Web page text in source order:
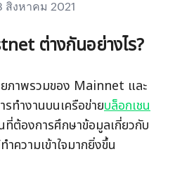
สิงหาคม 2021
ต่างกันอย่างไร?
ยภาพรวมของ Mainnet และ
ทำงานบนเครือข่ายบล็อกเชน
ต้องการศึกษาข้อมูลเกี่ยวกับ
ความเข้าใจมากยิ่งขึ้น